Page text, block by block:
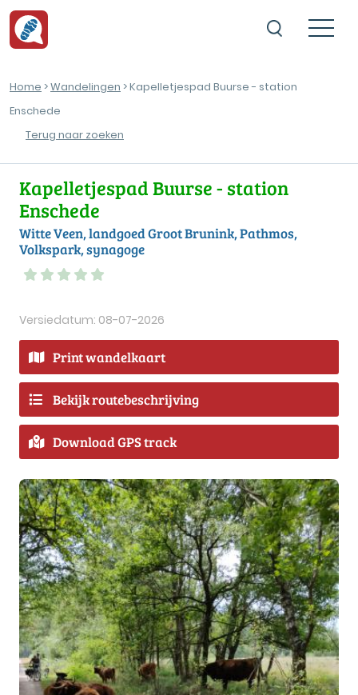
Home >Wandelingen > Kapelletjespad Buurse - station
Enschede
Terug naar zoeken
Kapelletjespad Buurse - station
Enschede
Witte Veen, landgoed Groot Brunink, Pathmos,
Volkspark, synagoge
Versiedatum: 08-07-2026
Print wandelkaart
Bekijk routebeschrijving
Download GPS track